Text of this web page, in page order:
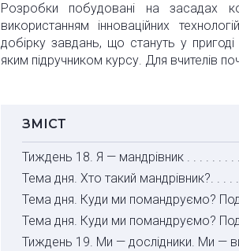
Розробки побудовані на засадах
використанням інноваційних
добірку завдань, що стануть у
яким підручником курсу. Для вчителів
ЗМІСТ
Тиждень 18. Я — мандрівник . . . . . . . .
Тема дня. Хто такий мандрівник?. . . .
Тема дня. Куди ми помандруємо?
Тема дня. Куди ми помандруємо?
Тиждень 19. Ми — дослідники. Ми —